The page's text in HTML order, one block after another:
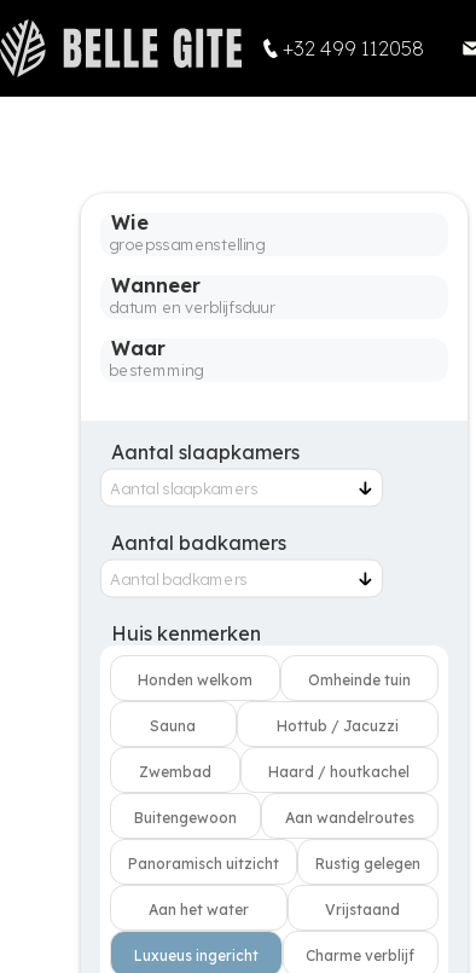
+32 499 112058
Wie
Wanneer
Waar
Aantal slaapkamers
Aantal badkamers
Huis kenmerken
Honden welkom Omheinde tuin
Sauna Hottub / Jacuzzi
Zwembad Haard / houtkachel
Buitengewoon Aan wandelroutes
Panoramisch uitzicht Rustig gelegen
Aan het water Vrijstaand
Luxueus ingericht Charme verblijf